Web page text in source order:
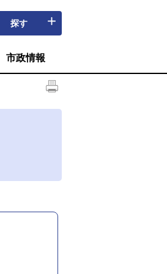
探す
市政情報